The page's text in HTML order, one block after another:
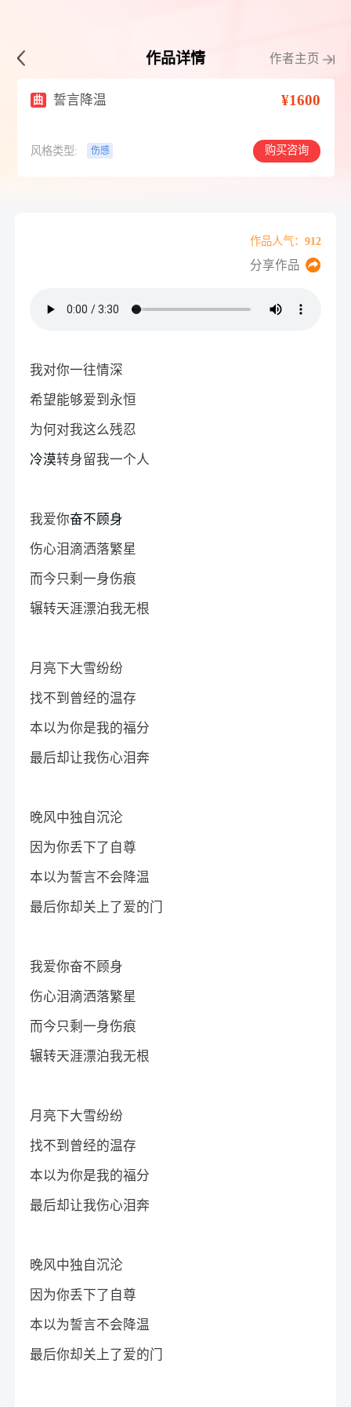
作品详情 作者主页
曲 誓言降温 ¥1600
风格类型: 伤感 购买咨询
作品人气：912
分享作品
我对你一往情深
希望能够爱到永恒
为何对我这么残忍
冷漠转身留我一个人
我爱你奋不顾身
伤心泪滴洒落繁星
而今只剩一身伤痕
辗转天涯漂泊我无根
月亮下大雪纷纷
找不到曾经的温存
本以为你是我的福分
最后却让我伤心泪奔
晚风中独自沉沦
因为你丢下了自尊
本以为誓言不会降温
最后你却关上了爱的门
我爱你奋不顾身
伤心泪滴洒落繁星
而今只剩一身伤痕
辗转天涯漂泊我无根
月亮下大雪纷纷
找不到曾经的温存
本以为你是我的福分
最后却让我伤心泪奔
晚风中独自沉沦
因为你丢下了自尊
本以为誓言不会降温
最后你却关上了爱的门